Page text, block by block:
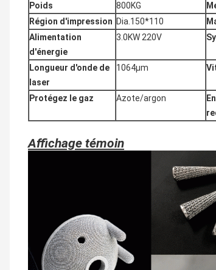
Poids 800KG
Région d'impression Dia.150*110
Alimentation
d'énergie
3.0KW 220V
Longueur d'onde de
laser
1064μm
Protégez le gaz Azote/argon
Affichage témoin